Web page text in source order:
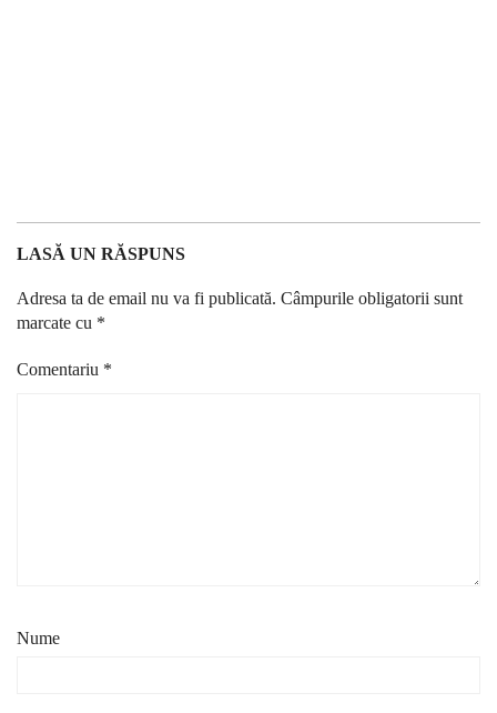
LASĂ UN RĂSPUNS
Adresa ta de email nu va fi publicată. Câmpurile obligatorii sunt
marcate cu *
Comentariu *
Nume